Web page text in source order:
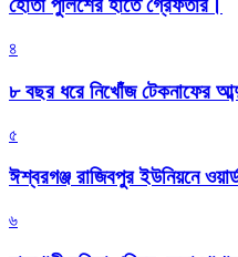
হোতা পুলিশের হাতে গ্রেফতার।
৪
৮ বছর ধরে নিখোঁজ টেকনাফের
৫
ঈশ্বরগঞ্জ রাজিবপুর ইউনিয়নে
৬